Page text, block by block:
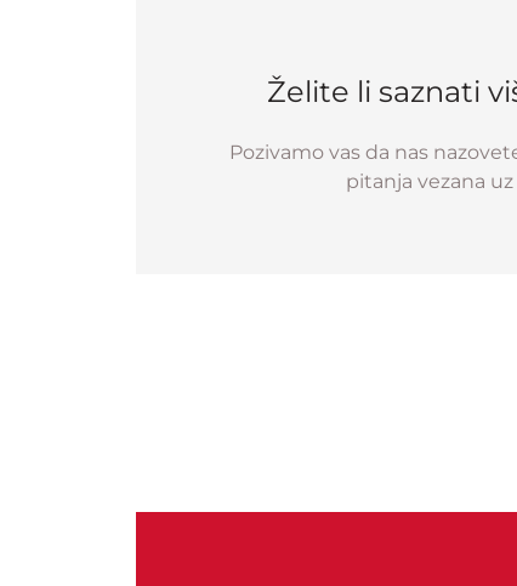
Želite li saznati
Pozivamo vas da nas
pitanja vezana